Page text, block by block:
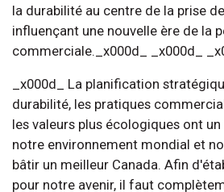
la durabilité au centre de la prise
influençant une nouvelle ère de la
commerciale._x000d_ _x000d_
_x000d_ La planification
durabilité, les pratiques
les valeurs plus écologiques ont
notre environnement mondial et
bâtir un meilleur Canada. Afin
pour notre avenir, il faut